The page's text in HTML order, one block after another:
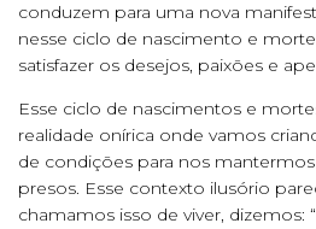
conduzem para uma nova
nesse ciclo de nascimento e
satisfazer os desejos, paixões e
Esse ciclo de nascimentos e
realidade onírica onde vamos
de condições para nos
presos. Esse contexto ilusório
chamamos isso de viver, dizemos: